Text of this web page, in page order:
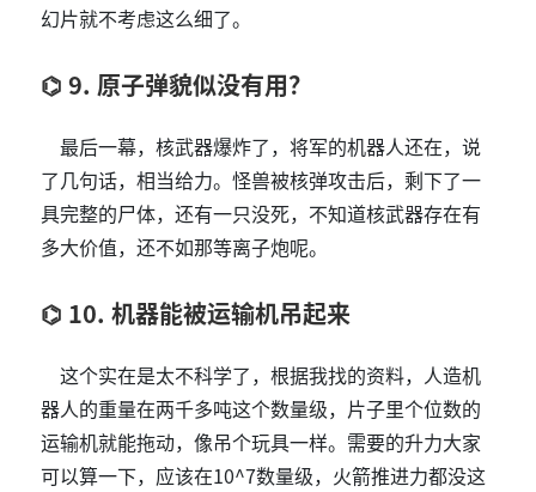
幻片就不考虑这么细了。
9. 原子弹貌似没有用？
最后一幕，核武器爆炸了，将军的机器人还在，说
了几句话，相当给力。怪兽被核弹攻击后，剩下了一
具完整的尸体，还有一只没死，不知道核武器存在有
多大价值，还不如那等离子炮呢。
10. 机器能被运输机吊起来
这个实在是太不科学了，根据我找的资料，人造机
器人的重量在两千多吨这个数量级，片子里个位数的
运输机就能拖动，像吊个玩具一样。需要的升力大家
可以算一下，应该在10^7数量级，火箭推进力都没这